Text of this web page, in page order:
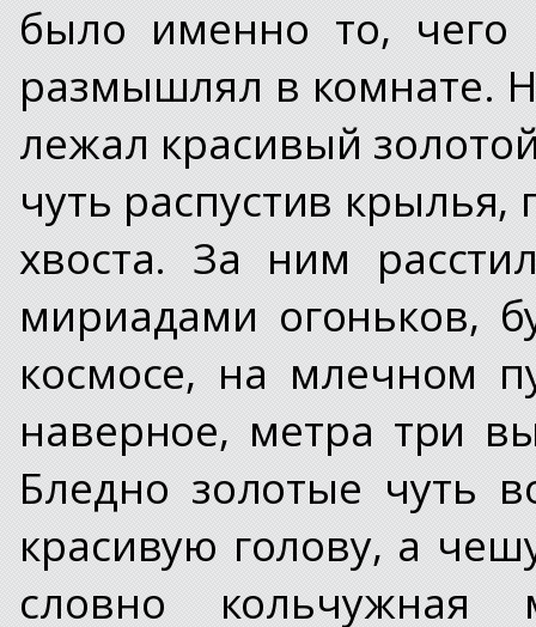
было именно то,
размышлял в комнате.
лежал красивый
чуть распустив
хвоста. За ним
мириадами огоньков,
космосе, на млечном
наверное, метра три
Бледно золотые чуть
красивую голову, а
словно кольчужная